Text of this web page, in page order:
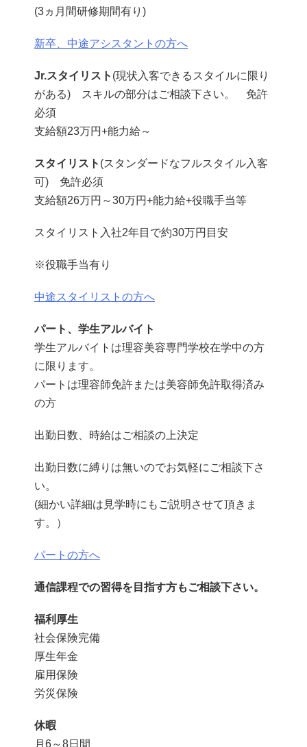
(3ヵ月間研修期間有り)
新卒、中途アシスタントの方へ
Jr.スタイリスト (現状入客できるスタイルに限り
がある) スキルの部分はご相談下さい。 免許
必須
支給額23万円+能力給～
スタイリスト (スタンダードなフルスタイル入客
可) 免許必須
支給額26万円～30万円+能力給+役職手当等
スタイリスト入社2年目で約30万円目安
※役職手当有り
中途スタイリストの方へ
パート、学生アルバイト
学生アルバイトは理容美容専門学校在学中の方
に限ります。
パートは理容師免許または美容師免許取得済み
の方
出勤日数、時給はご相談の上決定
出勤日数に縛りは無いのでお気軽にご相談下さ
い。
(細かい詳細は見学時にもご説明させて頂きま
す。）
パートの方へ
通信課程での習得を目指す方もご相談下さい。
福利厚生
社会保険完備
厚生年金
雇用保険
労災保険
休暇
月6～8日間